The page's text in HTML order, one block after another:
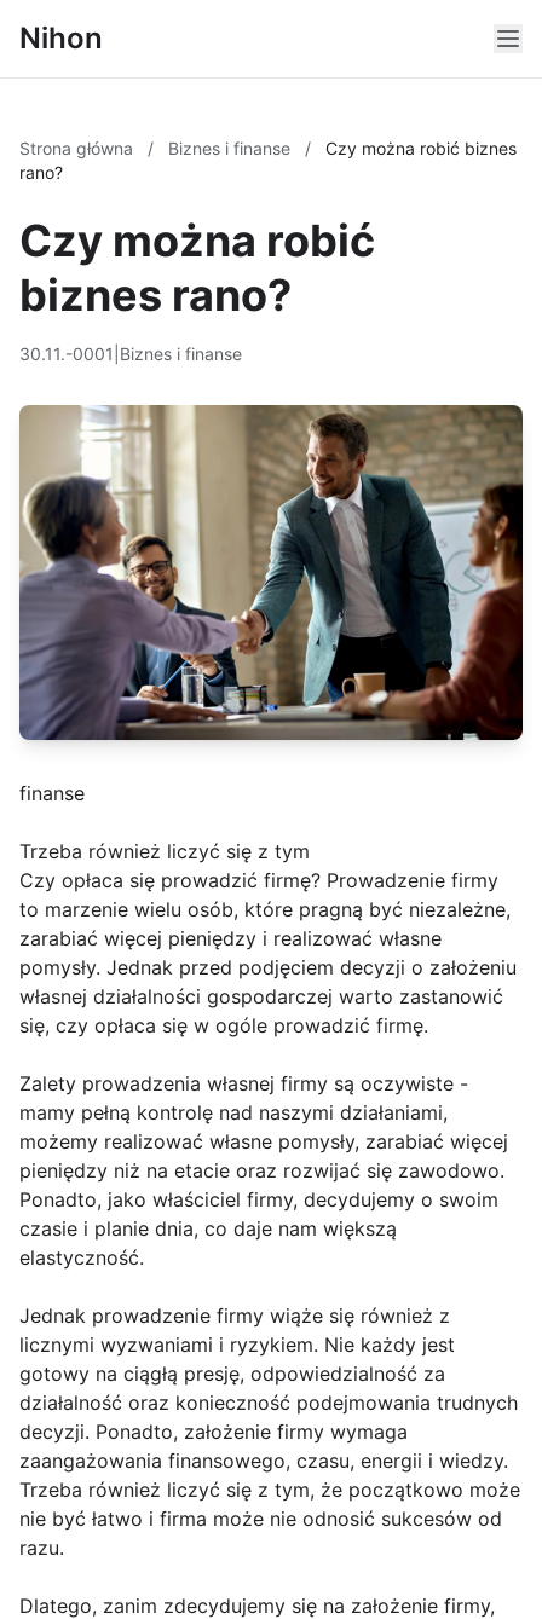
Nihon
Strona główna / Biznes i finanse /
Czy można robić biznes
rano?
Czy można robić
biznes rano?
30.11.-0001 Biznes i finanse
finanse
Trzeba również liczyć się z tym
Czy opłaca się prowadzić firmę? Prowadzenie firmy
to marzenie wielu osób, które pragną być niezależne,
zarabiać więcej pieniędzy i realizować własne
pomysły. Jednak przed podjęciem decyzji o założeniu
własnej działalności gospodarczej warto zastanowić
się, czy opłaca się w ogóle prowadzić firmę.
Zalety prowadzenia własnej firmy są oczywiste -
mamy pełną kontrolę nad naszymi działaniami,
możemy realizować własne pomysły, zarabiać więcej
pieniędzy niż na etacie oraz rozwijać się zawodowo.
Ponadto, jako właściciel firmy, decydujemy o swoim
czasie i planie dnia, co daje nam większą
elastyczność.
Jednak prowadzenie firmy wiąże się również z
licznymi wyzwaniami i ryzykiem. Nie każdy jest
gotowy na ciągłą presję, odpowiedzialność za
działalność oraz konieczność podejmowania trudnych
decyzji. Ponadto, założenie firmy wymaga
zaangażowania finansowego, czasu, energii i wiedzy.
Trzeba również liczyć się z tym, że początkowo może
nie być łatwo i firma może nie odnosić sukcesów od
razu.
Dlatego, zanim zdecydujemy się na założenie firmy,